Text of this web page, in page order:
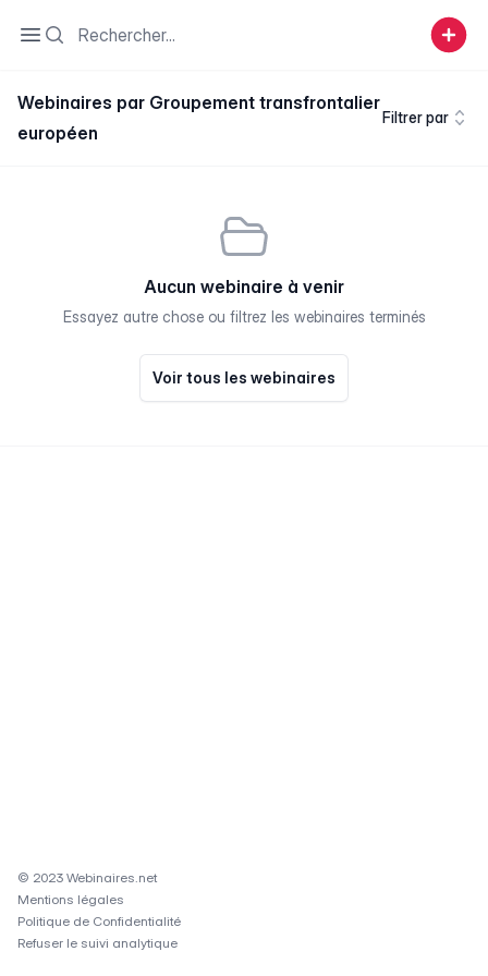
Open sidebar
Search
Webinaires par Groupement transfrontalier
européen
Filtrer par
Aucun webinaire à venir
Essayez autre chose ou filtrez les webinaires terminés
Voir tous les webinaires
© 2023 Webinaires.net
Mentions légales
Politique de Confidentialité
Refuser le suivi analytique